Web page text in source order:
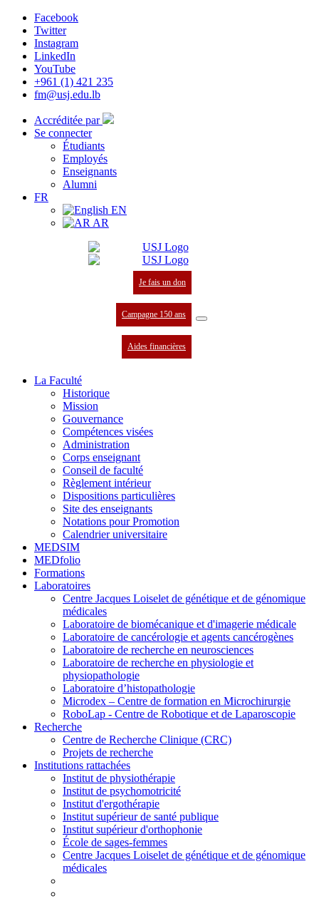
Facebook
Twitter
Instagram
LinkedIn
YouTube
+961 (1) 421 235
fm@usj.edu.lb
Accréditée par
Se connecter
Étudiants
Employés
Enseignants
Alumni
FR
EN
AR
Je fais un don
Campagne 150 ans
Aides financières
La Faculté
Historique
Mission
Gouvernance
Compétences visées
Administration
Corps enseignant
Conseil de faculté
Règlement intérieur
Dispositions particulières
Site des enseignants
Notations pour Promotion
Calendrier universitaire
MEDSIM
MEDfolio
Formations
Laboratoires
Centre Jacques Loiselet de génétique et de génomique
médicales
Laboratoire de biomécanique et d'imagerie médicale
Laboratoire de cancérologie et agents cancérogènes
Laboratoire de recherche en neurosciences
Laboratoire de recherche en physiologie et
physiopathologie
Laboratoire d’histopathologie
Microdex – Centre de formation en Microchirurgie
RoboLap - Centre de Robotique et de Laparoscopie
Recherche
Centre de Recherche Clinique (CRC)
Projets de recherche
Institutions rattachées
Institut de physiothérapie
Institut de psychomotricité
Institut d'ergothérapie
Institut supérieur de santé publique
Institut supérieur d'orthophonie
École de sages-femmes
Centre Jacques Loiselet de génétique et de génomique
médicales